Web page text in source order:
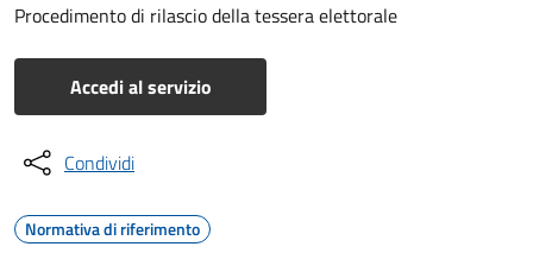
Procedimento di rilascio della tessera elettorale
Accedi al servizio
Condividi
Normativa di riferimento